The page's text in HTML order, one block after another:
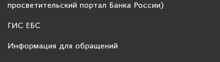
просветительский портал Банка России)
ГИС ЕБС
Информация для обращений